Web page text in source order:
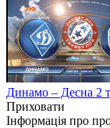
Динамо – Десна 2
Приховати
Інформація про